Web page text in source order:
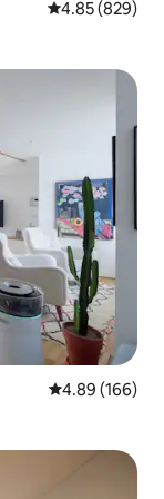
औसत रेटिंग 5 में से
4.85 (829)
औसत रेटिंग 5 में से
4.89 (166)